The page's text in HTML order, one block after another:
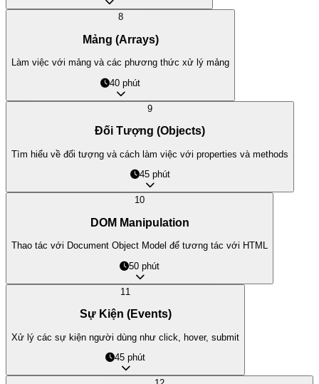
8
Mảng (Arrays)
Làm việc với mảng và các phương thức xử lý mảng
40 phút
9
Đối Tượng (Objects)
Tìm hiểu về đối tượng và cách làm việc với properties và methods
45 phút
10
DOM Manipulation
Thao tác với Document Object Model để tương tác với HTML
50 phút
11
Sự Kiện (Events)
Xử lý các sự kiện người dùng như click, hover, submit
45 phút